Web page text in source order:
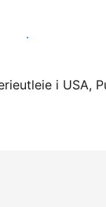
din gjennom
i USA,